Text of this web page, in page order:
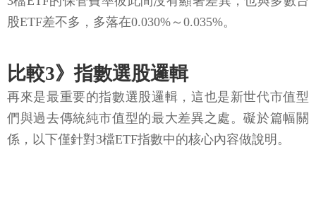
股ETF差不多，多落在0.030%～0.035%。
比較3》指數選股邏輯
再來是最重要的指數選股邏輯，這也是新世代市值型
們與過去傳統純市值型的最大差異之處。礙於篇幅關
係，以下僅針對3檔ETF指數中的核心內容做說明。